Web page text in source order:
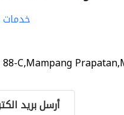
C,Mampang
أرسل بريد